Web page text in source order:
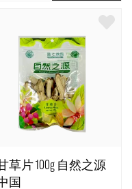
草片 100g 自然之源
国